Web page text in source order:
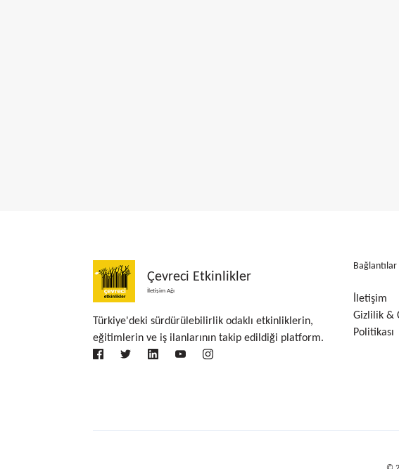
Çevreci Etkinlikler
İletişim Ağı
Türkiye'deki sürdürülebilirlik odaklı etkinliklerin,
eğitimlerin ve iş ilanlarının takip edildiği platform.
Bağlantılar
İletişim
Gizlilik &
Politikası